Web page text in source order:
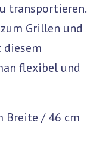
transportieren.
Grillen und
diesem
flexibel und
Breite / 46 cm